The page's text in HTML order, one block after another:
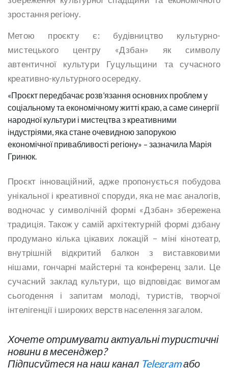
зростання регіону.
Метою проєкту є: будівництво культурно-
мистецького центру «Дзбан» як символу
автентичної культури Гуцульщини та сучасного
креативно-культурного осередку.
«Проєкт передбачає розв’язання основних проблем у
соціальному та економічному житті краю, а саме синергії
народної культури і мистецтва з креативними
індустріями, яка стане очевидною запорукою
економічної привабливості регіону» – зазначила Марія
Гринюк.
Проєкт інноваційний, адже пропонується побудова
унікальної і креативної споруди, яка не має аналогів,
водночас у символічній формі «Дзбан» збережена
традиція. Також у самій архітектурній формі дзбану
продумано кілька цікавих локацій – міні кінотеатр,
внутрішній відкритий балкон з виставковими
нішами, гончарні майстерні та конференц зали. Це
сучасний заклад культури, що відповідає вимогам
сьогодення і запитам молоді, туристів, творчої
інтелігенції і широких верств населення загалом.
Хочете отримувати актуальні туристичні
новини в месенджер?
Підписуйтеся на наш канал Telegramабо